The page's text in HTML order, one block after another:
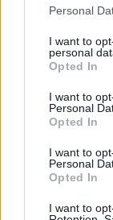
Personal
I want to
personal
Opted In
I want to
Personal
Opted In
I want to
Personal
Opted In
I want to
saranno
tornare sui
sfuggito
nelle
fatto che